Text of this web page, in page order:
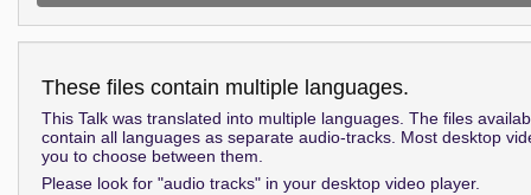
These files contain multiple languages.
This Talk was translated into multiple languages. The files
contain all languages as separate audio-tracks. Most desktop
you to choose between them.
Please look for "audio tracks" in your desktop video player.